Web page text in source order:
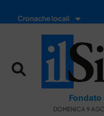
Cronache locali
DOMENICA 9